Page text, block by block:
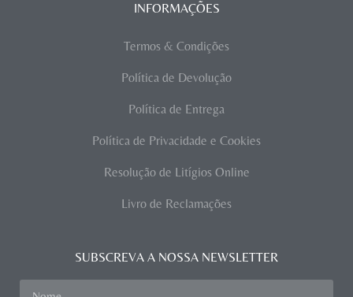
INFORMAÇÕES
Termos & Condições
Política de Devolução
Política de Entrega
Política de Privacidade e Cookies
Resolução de Litígios Online
Livro de Reclamações
SUBSCREVA A NOSSA NEWSLETTER